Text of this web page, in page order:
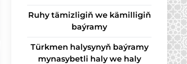
Ruhy tämizligiň we kämilligiň
baýramy
Türkmen halysynyň baýramy
mynasybetli haly we haly